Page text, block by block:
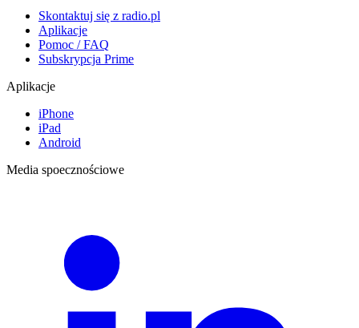
Skontaktuj się z radio.pl
Aplikacje
Pomoc / FAQ
Subskrypcja Prime
Aplikacje
iPhone
iPad
Android
Media spoecznościowe